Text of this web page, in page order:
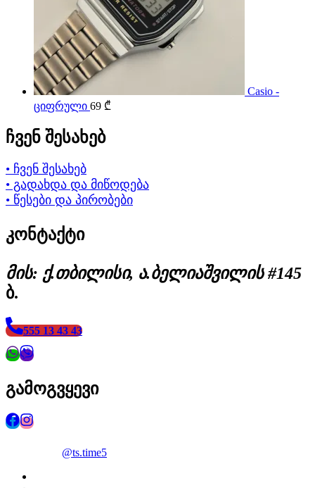
Casio -
ციფრული 69 ₾
ჩვენ შესახებ
• ჩვენ შესახებ
• გადახდა და მიწოდება
• წესები და პირობები
კონტაქტი
მის: ქ.თბილისი, ა.ბელიაშვილის #145
ბ.
555 13 43 43
გამოგვყევი
@ts.time5